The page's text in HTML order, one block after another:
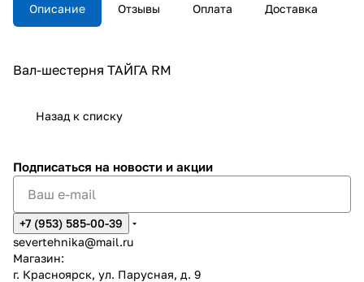
Описание Отзывы Оплата Доставка
Вал-шестерня ТАЙГА RM
Назад к списку
Подписаться на новости и акции
+7 (953) 585-00-39
severtehnika@mail.ru
Магазин:
г. Красноярск, ул. Парусная, д. 9